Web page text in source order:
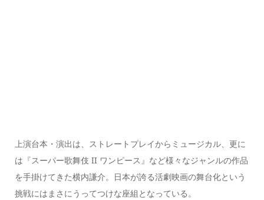
上演台本・演出は、ストレートプレイからミュージカル、更に
は『スーパー歌舞伎 II ワンピース』など様々なジャンルの作品
を手掛けてきた横内謙介。日本が誇る活劇映画の舞台化という
挑戦にはまさにうってつけな座組となっている。